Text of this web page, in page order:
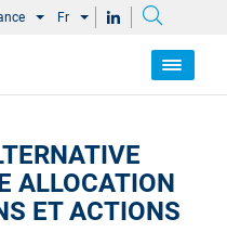
Fr
ALLOCATION
ET ACTIONS